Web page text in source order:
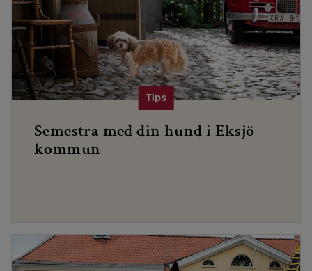
Semestra med din hund i Eksjö
kommun